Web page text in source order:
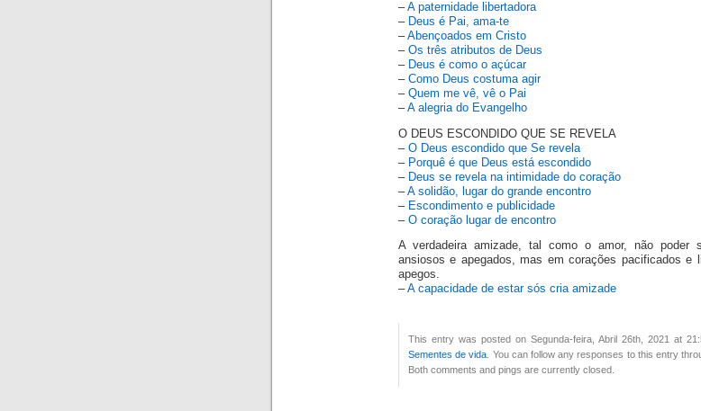
–A paternidade libertadora
– Deus é Pai, ama-te
–Abençoados em Cristo
– Os três atributos de Deus
– Deus é como o açúcar
– Como Deus costuma agir
– Quem me vê, vê o Pai
–A alegria do Evangelho
O DEUS ESCONDIDO QUE SE REVELA
– O Deus escondido que Se revela
– Porquê é que Deus está escondido
– Deus se revela na intimidade do coração
–A solidão, lugar do grande encontro
– Escondimento e publicidade
– O coração lugar de encontro
A verdadeira amizade, tal como o amor, não poder
ansiosos e apegados, mas em corações pacificados e
apegos.
–A capacidade de estar sós cria amizade
This entry was posted on Segunda-feira, Abril 26th, 2021 at
Sementes de vida . You can follow any responses to this entry
Both comments and pings are currently closed.